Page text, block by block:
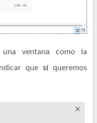
una ventana como la
que síqueremos